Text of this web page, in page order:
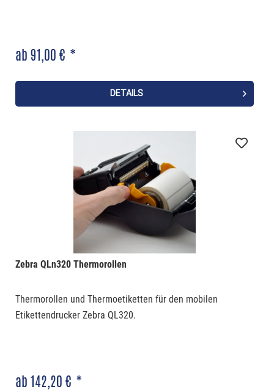
ab 91,00 € *
DETAILS
Zebra QLn320 Thermorollen
Thermorollen und Thermoetiketten für den mobilen
Etikettendrucker Zebra QL320.
ab 142,20 € *